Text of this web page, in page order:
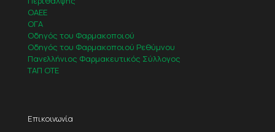
ΟΑΕΕ
ΟΓΑ
Οδηγός του Φαρμακοποιού
Οδηγός του Φαρμακοποιού Ρεθύμνου
Πανελλήνιος Φαρμακευτικός Σύλλογος
ΤΑΠ ΟΤΕ
Επικοινωνία